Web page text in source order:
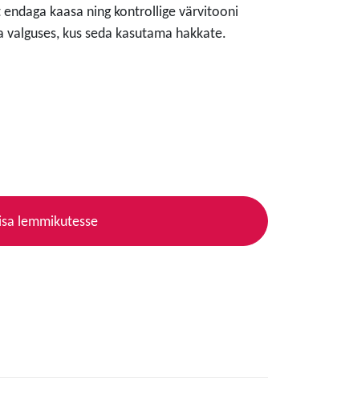
kaasa ning kontrollige värvitooni
valguses, kus seda kasutama hakkate.
lemmikutesse